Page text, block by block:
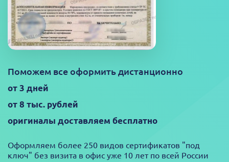
Поможем все оформить дистанционно
от 3 дней
от 8 тыс. рублей
оригиналы доставляем бесплатно
Оформляем более 250 видов сертификатов "под
ключ" без визита в офис уже 10 лет по всей России